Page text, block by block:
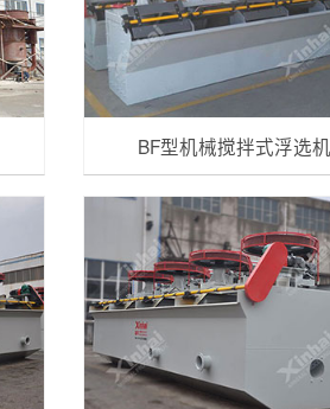
BF型机械搅拌式浮选机